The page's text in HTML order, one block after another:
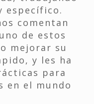
específico.
comentan
de estos
mejorar su
y les ha
para
en el mundo